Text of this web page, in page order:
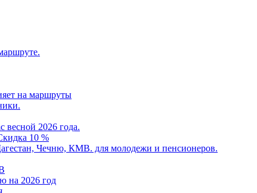
на маршруты
весной 2026 года.
10 %
Чечню, КМВ. для молодежи и пенсионеров.
на 2026 год